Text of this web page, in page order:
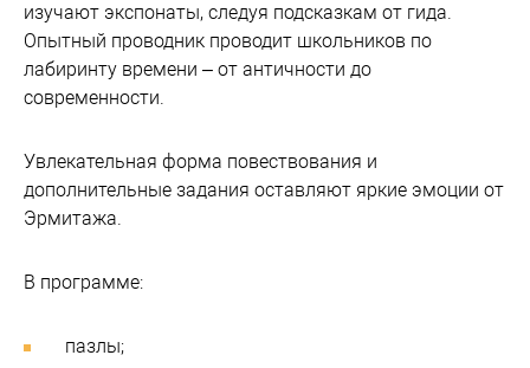
изучают экспонаты, следуя подсказкам от гида.
Опытный проводник проводит школьников по
лабиринту времени – от античности до
современности.
Увлекательная форма повествования и
дополнительные задания оставляют яркие эмоции от
Эрмитажа.
В программе:
пазлы;